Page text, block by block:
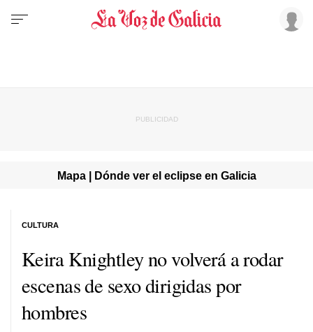
Mapa | Dónde ver el eclipse en Galicia
Keira Knightley no volverá a rodar
escenas de sexo dirigidas por
hombres
CULTURA